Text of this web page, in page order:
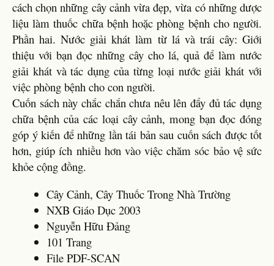
cách chọn những cây cảnh vừa đẹp, vừa có những dược
liệu làm thuốc chữa bệnh hoặc phòng bệnh cho người.
Phần hai. Nước giải khát làm từ lá và trái cây: Giới
thiệu với bạn đọc những cây cho lá, quả để làm nước
giải khát và tác dụng của từng loại nước giải khát với
việc phòng bệnh cho con người.
Cuốn sách này chắc chắn chưa nêu lên đẩy đủ tác dụng
chữa bệnh của các loại cây cảnh, mong bạn đọc đóng
góp ý kiến để những lần tái bản sau cuốn sách được tốt
hơn, giúp ích nhiều hơn vào việc chăm sóc bảo vệ sức
khỏe cộng đồng.
Cây Cảnh, Cây Thuốc Trong Nhà Trường
NXB Giáo Dục 2003
Nguyễn Hữu Đảng
101 Trang
File PDF-SCAN